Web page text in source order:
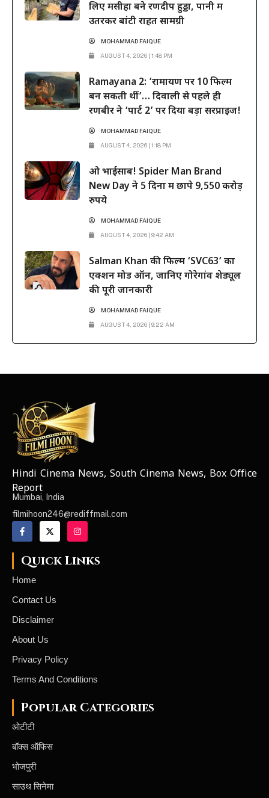
लिए मसीहा बने रणदीप हुड्डा, पानी में
उतरकर बांटी राहत सामग्री
MOHAMMAD FAIQUE
AUGUST 4, 2026 | 1:48 PM
Ramayana 2: ‘रामायण पर 10 फिल्में
बन सकती थीं’… दिवाली से पहले ही
रणबीर ने ‘पार्ट 2’ पर दिया बड़ा सरप्राइज!
MOHAMMAD FAIQUE
AUGUST 4, 2026 | 1:18 PM
ओ भाईसाब! Spider Man Brand
New Day ने 5 दिनों में छापे 9,550 करोड़
रुपये
MOHAMMAD FAIQUE
AUGUST 4, 2026 | 9:42 AM
Salman Khan की फिल्म ‘SVC63’ का
एक्शन मोड ऑन, जानिए गोरेगांव शेड्यूल
की पूरी जानकारी
MOHAMMAD FAIQUE
AUGUST 4, 2026 | 9:22 AM
NEWS ELEMENTOR
Hindi Cinema News, South Cinema News, Box Office
Report
Mumbai, India
filmihoon246@rediffmail.com
Quick Links
Home
Contact Us
Disclaimer
About Us
Privacy Policy
Terms And Conditions
Popular Categories
ओटीटी
बॉक्स ऑफिस
भोजपुरी
साउथ सिनेमा